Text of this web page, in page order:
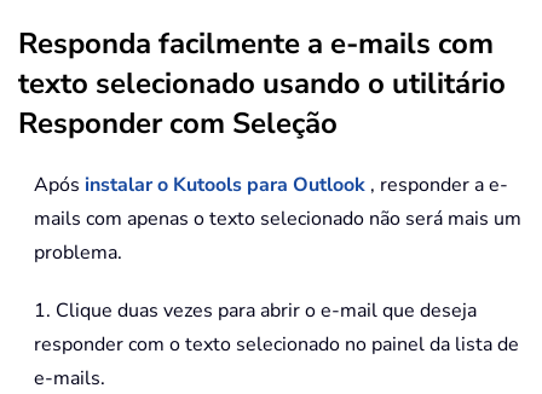
Responda facilmente a e-mails com
texto selecionado usando o utilitário
Responder com Seleção
Após instalar o Kutools para Outlook , responder a e-
mails com apenas o texto selecionado não será mais um
problema.
1. Clique duas vezes para abrir o e-mail que deseja
responder com o texto selecionado no painel da lista de
e-mails.